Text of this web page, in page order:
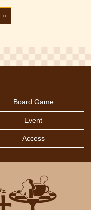
»
Board Game
Event
Access